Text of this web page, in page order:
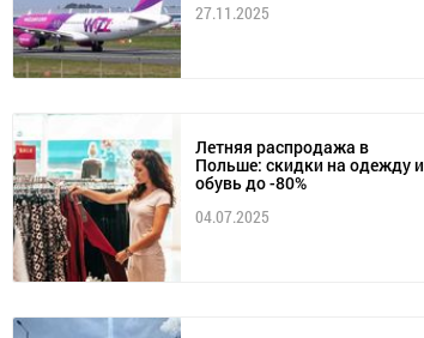
27.11.2025
Летняя распродажа в
Польше: скидки на одежду и
обувь до -80%
04.07.2025